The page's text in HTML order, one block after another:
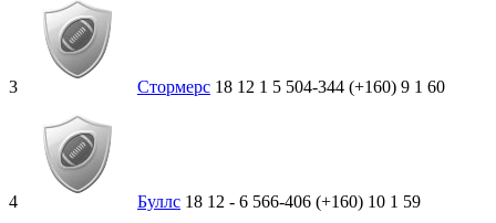
3 Стормерс 18 12 1 5 504-344 (+160) 9 1 60
4 Буллс 18 12 - 6 566-406 (+160) 10 1 59